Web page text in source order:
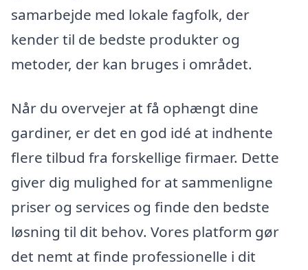
samarbejde med lokale fagfolk, der
kender til de bedste produkter og
metoder, der kan bruges i området.
Når du overvejer at få ophængt dine
gardiner, er det en god idé at indhente
flere tilbud fra forskellige firmaer. Dette
giver dig mulighed for at sammenligne
priser og services og finde den bedste
løsning til dit behov. Vores platform gør
det nemt at finde professionelle i dit